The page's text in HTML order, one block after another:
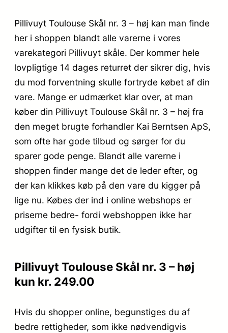
Pillivuyt Toulouse Skål nr. 3 – høj kan man finde
her i shoppen blandt alle varerne i vores
varekategori Pillivuyt skåle. Der kommer hele
lovpligtige 14 dages returret der sikrer dig, hvis
du mod forventning skulle fortryde købet af din
vare. Mange er udmærket klar over, at man
køber din Pillivuyt Toulouse Skål nr. 3 – høj fra
den meget brugte forhandler Kai Berntsen ApS,
som ofte har gode tilbud og sørger for du
sparer gode penge. Blandt alle varerne i
shoppen finder mange det de leder efter, og
der kan klikkes køb på den vare du kigger på
lige nu. Købes der ind i online webshops er
priserne bedre- fordi webshoppen ikke har
udgifter til en fysisk butik.
Pillivuyt Toulouse Skål nr. 3 – høj
kun kr. 249.00
Hvis du shopper online, begunstiges du af
bedre rettigheder, som ikke nødvendigvis